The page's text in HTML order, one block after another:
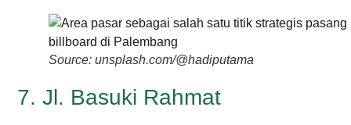
Source: unsplash.com/@hadiputama
7. Jl. Basuki Rahmat